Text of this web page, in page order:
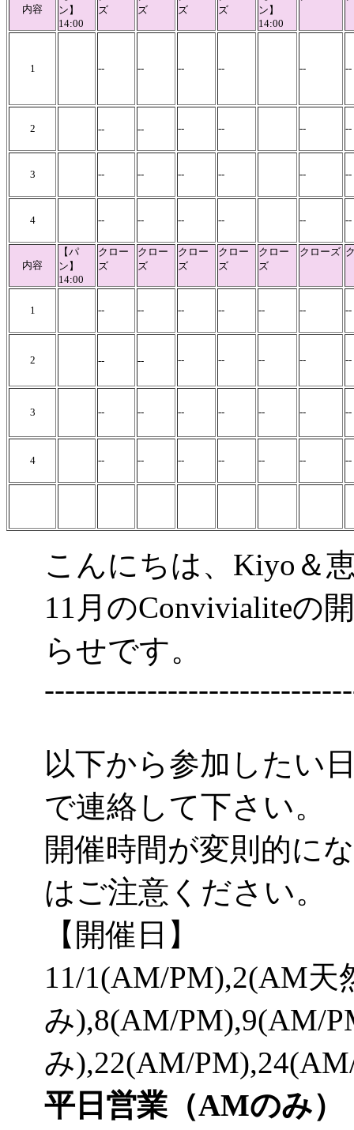
内容
ン】
14:00
ズ
ズ
ズ
ズ
ン】
14:00
1 -- -- -- -- --
2 -- -- -- -- --
3 -- -- -- -- -- --
4 -- -- -- -- -- --
内容
【パ
ン】
14:00
クロー
ズ
クロー
ズ
クロー
ズ
クロー
ズ
クロー
ズ
クローズ
1 -- -- -- -- -- --
2 -- -- -- -- -- --
3 -- -- -- -- -- -- --
4 -- -- -- -- -- -- --
こんにちは、Kiyo＆
11月のConvivialiteの
らせです。
以下から参加したい
で連絡して下さい。
開催時間が変則的に
はご注意ください。
【開催日】
11/1(AM/PM),2(AM天
み),8(AM/PM),9(AM/
み),22(AM/
平日営業（AMのみ）